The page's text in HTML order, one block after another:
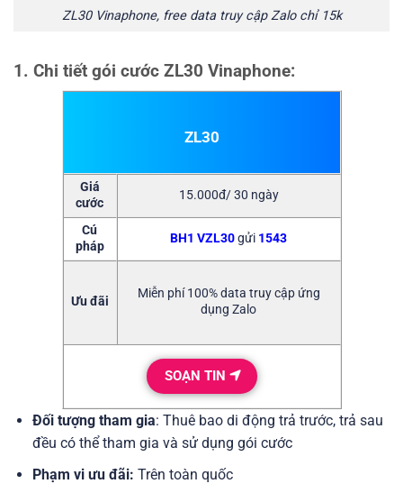
ZL30 Vinaphone, free data truy cập Zalo chỉ 15k
1. Chi tiết gói cước ZL30 Vinaphone:
ZL30
Giá
cước
15.000đ/ 30 ngày
Cú
pháp
BH1 VZL30gửi 1543
Ưu đãi
Miễn phí 100% data truy cập ứng
dụng Zalo
SOẠN TIN
Đối tượng tham gia: Thuê bao di động trả trước, trả sau
đều có thể tham gia và sử dụng gói cước
Phạm vi ưu đãi: Trên toàn quốc